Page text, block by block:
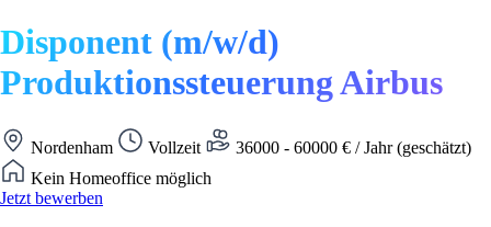
Disponent (m/w/d)
Produktionssteuerung Airbus
Nordenham Vollzeit
36000 - 60000 € / Jahr (geschätzt)
Kein Homeoffice möglich
Jetzt bewerben